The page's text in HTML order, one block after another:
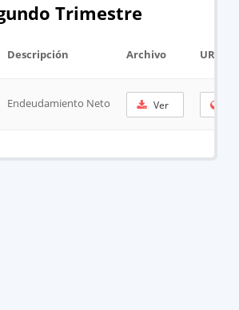
Trimestre
Descripción Archivo URL
Endeudamiento Neto Ver